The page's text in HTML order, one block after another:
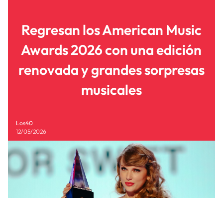
Regresan los American Music
Awards 2026 con una edición
renovada y grandes sorpresas
musicales
Los40
12/05/2026